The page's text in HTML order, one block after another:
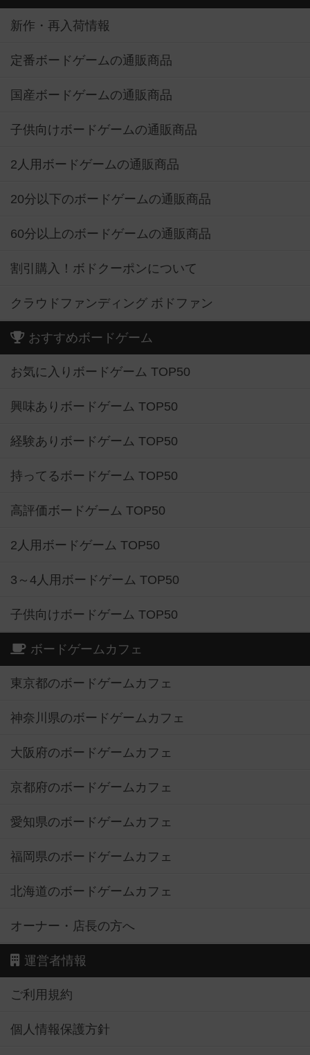
新作・再入荷情報
定番ボードゲームの通販商品
国産ボードゲームの通販商品
子供向けボードゲームの通販商品
2人用ボードゲームの通販商品
20分以下のボードゲームの通販商品
60分以上のボードゲームの通販商品
割引購入！ボドクーポンについて
クラウドファンディング ボドファン
おすすめボードゲーム
お気に入りボードゲーム TOP50
興味ありボードゲーム TOP50
経験ありボードゲーム TOP50
持ってるボードゲーム TOP50
高評価ボードゲーム TOP50
2人用ボードゲーム TOP50
3～4人用ボードゲーム TOP50
子供向けボードゲーム TOP50
ボードゲームカフェ
東京都のボードゲームカフェ
神奈川県のボードゲームカフェ
大阪府のボードゲームカフェ
京都府のボードゲームカフェ
愛知県のボードゲームカフェ
福岡県のボードゲームカフェ
北海道のボードゲームカフェ
オーナー・店長の方へ
運営者情報
ご利用規約
個人情報保護方針